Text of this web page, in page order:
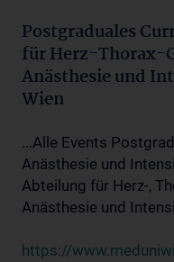
Postgraduales
für Herz-Thorax-
Anästhesie und
Wien
...Alle Events
Anästhesie und
Abteilung für Herz-,
Anästhesie und
https://